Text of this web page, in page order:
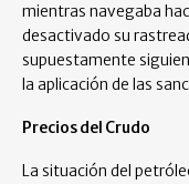
mientras navegaba
desactivado su
supuestamente
la aplicación de las
Precios del Crudo
La situación del